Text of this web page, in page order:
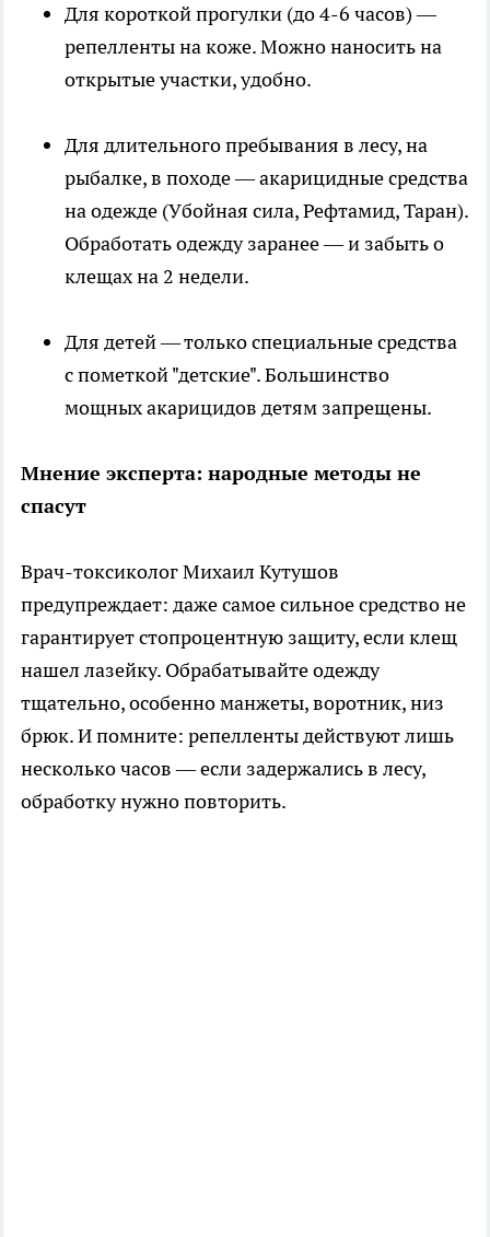
Для короткой прогулки (до 4-6 часов) —
репелленты на коже. Можно наносить на
открытые участки, удобно.
Для длительного пребывания в лесу, на
рыбалке, в походе — акарицидные средства
на одежде (Убойная сила, Рефтамид, Таран).
Обработать одежду заранее — и забыть о
клещах на 2 недели.
Для детей — только специальные средства
с пометкой "детские". Большинство
мощных акарицидов детям запрещены.
Мнение эксперта: народные методы не
спасут
Врач-токсиколог Михаил Кутушов
предупреждает: даже самое сильное средство не
гарантирует стопроцентную защиту, если клещ
нашел лазейку. Обрабатывайте одежду
тщательно, особенно манжеты, воротник, низ
брюк. И помните: репелленты действуют лишь
несколько часов — если задержались в лесу,
обработку нужно повторить.